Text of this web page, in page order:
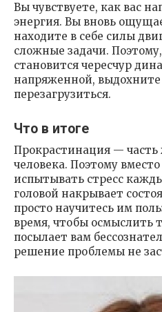
Вы чувствуете, как вас
энергия. Вы вновь
находите в себе силы
сложные задачи.
становится чересчур
напряженной, выдохните
перезагрузиться.
Что в итоге
Прокрастинация —
человека. Поэтому
испытывать стресс
головой накрывает
просто научитесь им
время, чтобы осмыслить
посылает вам
решение проблемы не